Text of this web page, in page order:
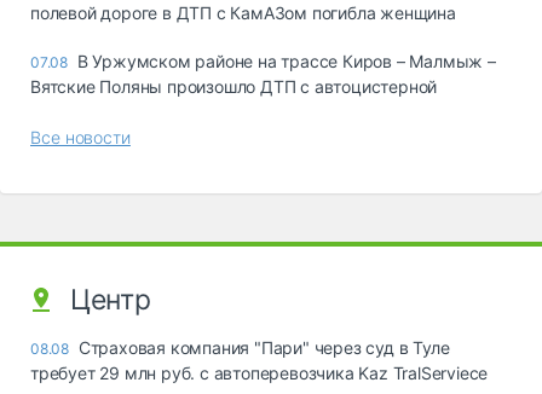
полевой дороге в ДТП с КамАЗом погибла женщина
07.08 В Уржумском районе на трассе Киров – Малмыж –
Вятские Поляны произошло ДТП с автоцистерной
Все новости
Центр
08.08 Страховая компания "Пари" через суд в Туле
требует 29 млн руб. с автоперевозчика Kaz TralServiece